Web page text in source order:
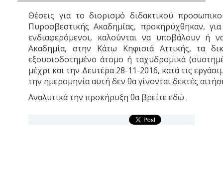
Θέσεις για το διορισμό διδακτικού
Πυροσβεστικής Ακαδημίας, προκηρύχθηκαν,
ενδιαφερόμενοι, καλούνται να υποβάλουν ή
Ακαδημία, στην Κάτω Κηφισιά Αττικής, τα
εξουσιοδοτημένο άτομο ή ταχυδρομικά
μέχρι και την Δευτέρα 28-11-2016, κατά τις
την ημερομηνία αυτή δεν θα γίνονται δεκτές
Αναλυτικά την προκήρυξη θα βρείτεεδώ .